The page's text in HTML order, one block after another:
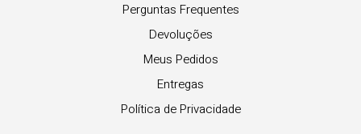
Perguntas Frequentes
Devoluções
Meus Pedidos
Entregas
Política de Privacidade